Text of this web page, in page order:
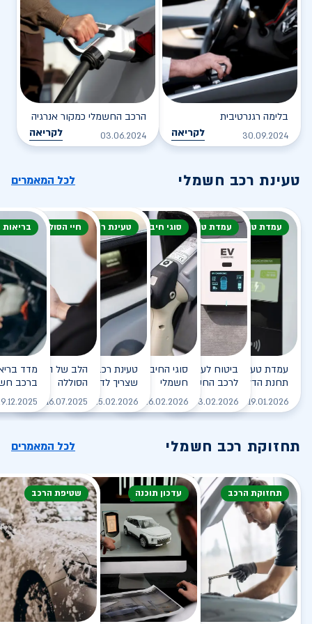
בלימה רגנרטיבית
30.09.2024 לקריאה
הרכב החשמלי כמקור אנרגיה
03.06.2024 לקריאה
טעינת רכב חשמלי לכל המאמרים
עמדת טעינה
עמדת טעינה - הסוף של
תחנת הדלק?
19.01.2026 לקריאה
עמדת טעינה
ביטוח לעמדת טעינה ביתית
לרכב החשמלי
03.02.2026 לקריאה
סוגי חיבור
סוגי החיבורים לטעינת רכב
חשמלי
26.02.2026 לקריאה
טעינת רכב חשמלי
טעינת רכב חשמלי - כל מה
שצריך לדעת
25.02.2026 לקריאה
חיי הסוללה
הלב של הרכב
הסוללה
16.07.2025
ברכב
תחזוקת רכב חשמלי לכל המאמרים
תחזוקת הרכב עדכון תוכנה שטיפת הרכב